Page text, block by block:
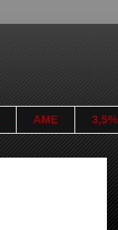
AME 3,5%